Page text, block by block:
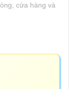
cửa hàng và